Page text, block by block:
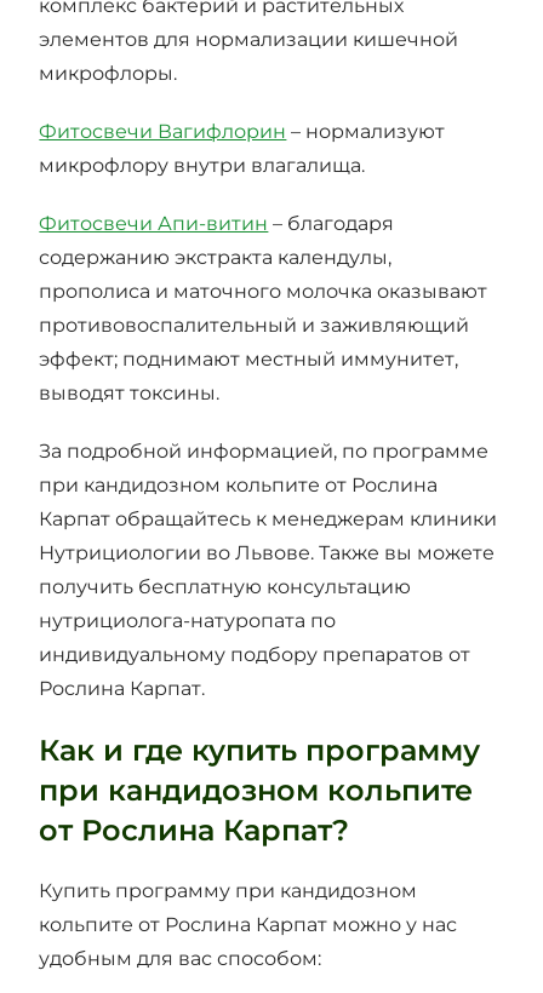
комплекс бактерий и растительных
элементов для нормализации кишечной
микрофлоры.
Фитосвечи Вагифлорин – нормализуют
микрофлору внутри влагалища.
Фитосвечи Апи-витин – благодаря
содержанию экстракта календулы,
прополиса и маточного молочка оказывают
противовоспалительный и заживляющий
эффект; поднимают местный иммунитет,
выводят токсины.
За подробной информацией, по программе
при кандидозном кольпите от Рослина
Карпат обращайтесь к менеджерам клиники
Нутрициологии во Львове. Также вы можете
получить бесплатную консультацию
нутрициолога-натуропата по
индивидуальному подбору препаратов от
Рослина Карпат.
Как и где купить программу
при кандидозном кольпите
от Рослина Карпат?
Купить программу при кандидозном
кольпите от Рослина Карпат можно у нас
удобным для вас способом: